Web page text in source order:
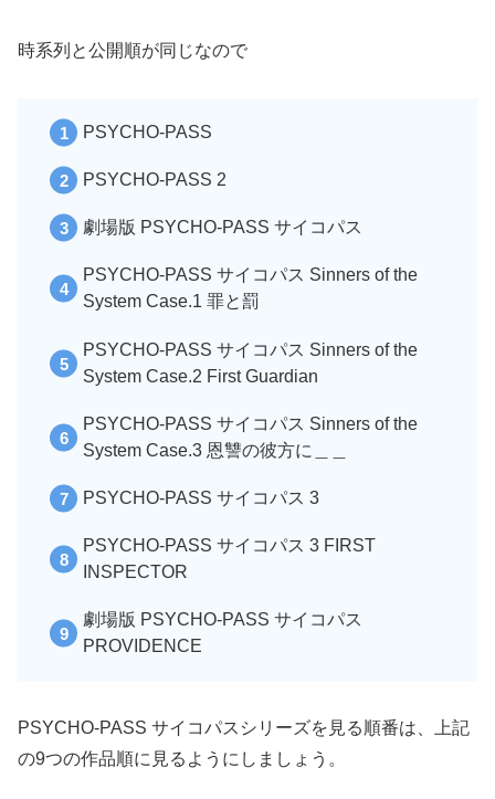
時系列と公開順が同じなので
PSYCHO-PASS
PSYCHO-PASS 2
劇場版 PSYCHO-PASS サイコパス
PSYCHO-PASS サイコパス Sinners of the
System Case.1 罪と罰
PSYCHO-PASS サイコパス Sinners of the
System Case.2 First Guardian
PSYCHO-PASS サイコパス Sinners of the
System Case.3 恩讐の彼方に＿＿
PSYCHO-PASS サイコパス 3
PSYCHO-PASS サイコパス 3 FIRST
INSPECTOR
劇場版 PSYCHO-PASS サイコパス
PROVIDENCE
PSYCHO-PASS サイコパスシリーズを見る順番は、上記
の9つの作品順に見るようにしましょう。